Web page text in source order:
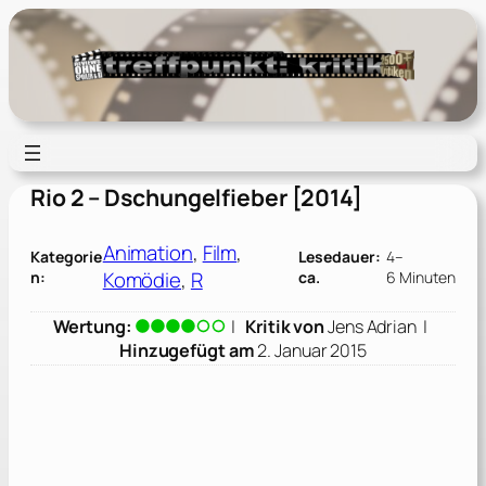
Zum
Inhalt
springen
Rio 2 – Dschungelfieber [2014]
Kategorie
n:
Animation, Film
Komödie, R
Lesedauer:
ca.
4–
6 Minuten
Wertung: | Kritik vonJens Adrian|
Hinzugefügt am2. Januar 2015